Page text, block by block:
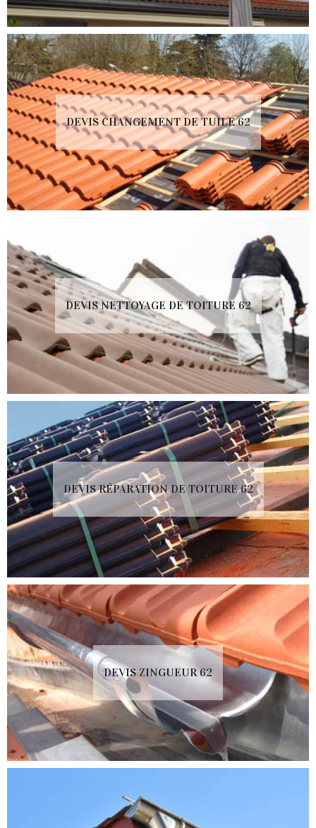
DEVIS CHANGEMENT DE TUILE 62
DEVIS NETTOYAGE DE TOITURE 62
DEVIS RÉPARATION DE TOITURE 62
DEVIS ZINGUEUR 62